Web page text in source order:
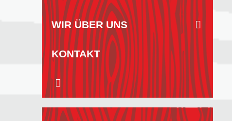
WIR ÜBER UNS
KONTAKT